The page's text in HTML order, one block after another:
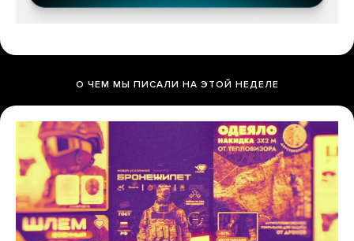
О ЧЕМ МЫ ПИСАЛИ НА ЭТОЙ НЕДЕЛЕ